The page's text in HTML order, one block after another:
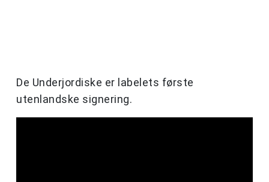
De Underjordiske er labelets første
utenlandske signering.